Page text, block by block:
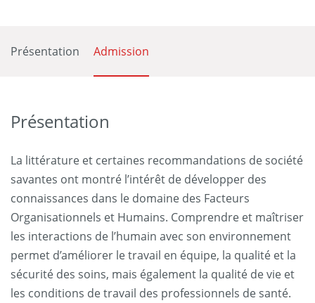
Présentation Admission
Présentation
La littérature et certaines recommandations de société
savantes ont montré l’intérêt de développer des
connaissances dans le domaine des Facteurs
Organisationnels et Humains. Comprendre et maîtriser
les interactions de l’humain avec son environnement
permet d’améliorer le travail en équipe, la qualité et la
sécurité des soins, mais également la qualité de vie et
les conditions de travail des professionnels de santé.